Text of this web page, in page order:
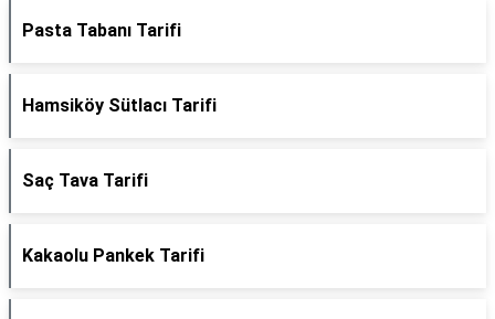
Pasta Tabanı Tarifi
Hamsiköy Sütlacı Tarifi
Saç Tava Tarifi
Kakaolu Pankek Tarifi